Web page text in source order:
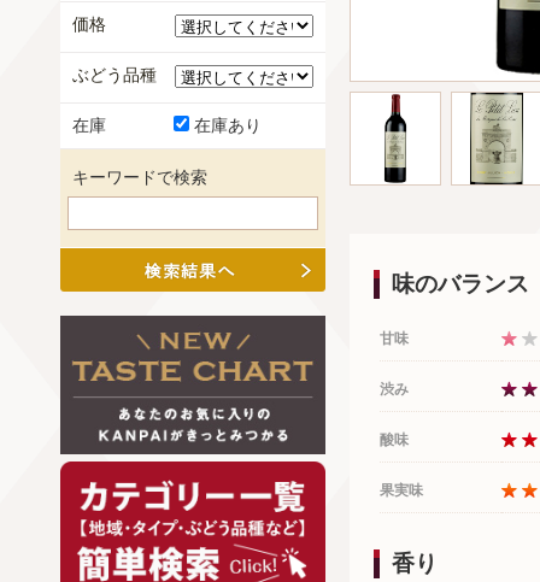
味のバランス
甘味
渋み
酸味
果実味
香り
価格
ぶどう品種
在庫 在庫あり
キーワードで検索